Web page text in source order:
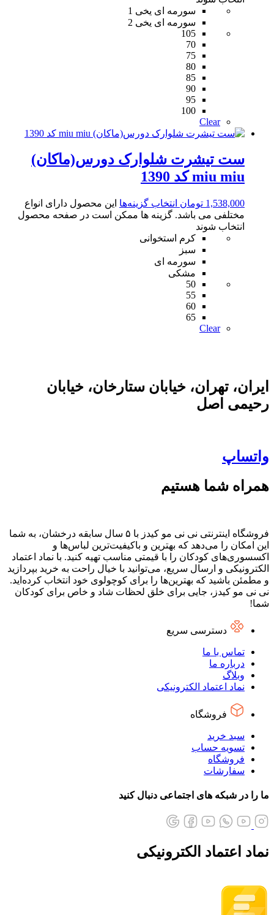
سورمه ای یخی 1
سورمه ای یخی 2
105
70
75
80
85
90
95
100
Clear
ست تیشرت شلوارک دورس(ماکان)
miu miu کد 1390
1,538,000 تومان انتخاب گزینه‌ها این محصول دارای انواع
مختلفی می باشد. گزینه ها ممکن است در صفحه محصول
انتخاب شوند
کرم استخوانی
سبز
سورمه ای
مشکی
50
55
60
65
Clear
ایران، تهران، خیابان ستارخان، خیابان
رحیمی اصل
واتساپ
همراه شما هستیم
فروشگاه اینترنتی نی نی مو کیدز با ۵ سال سابقه درخشان، به شما
این امکان را می‌دهد که بهترین و باکیفیت‌ترین لباس‌ها و
اکسسوری‌های کودکان را با قیمتی مناسب تهیه کنید. با نماد اعتماد
الکترونیکی و ارسال سریع، می‌توانید با خیال راحت به خرید بپردازید
و مطمئن باشید که بهترین‌ها را برای کوچولوی خود انتخاب کرده‌اید.
نی نی مو کیدز، جایی برای خلق لحظات شاد و خاص برای کودکان
شما!
دسترسی سریع
تماس با ما
درباره ما
وبلاگ
نماد اعتماد الکترونیکی
فروشگاه
سبد خرید
تسویه حساب
فروشگاه
سفارشات
ما را در شبکه های اجتماعی دنبال کنید
نماد اعتماد الکترونیکی